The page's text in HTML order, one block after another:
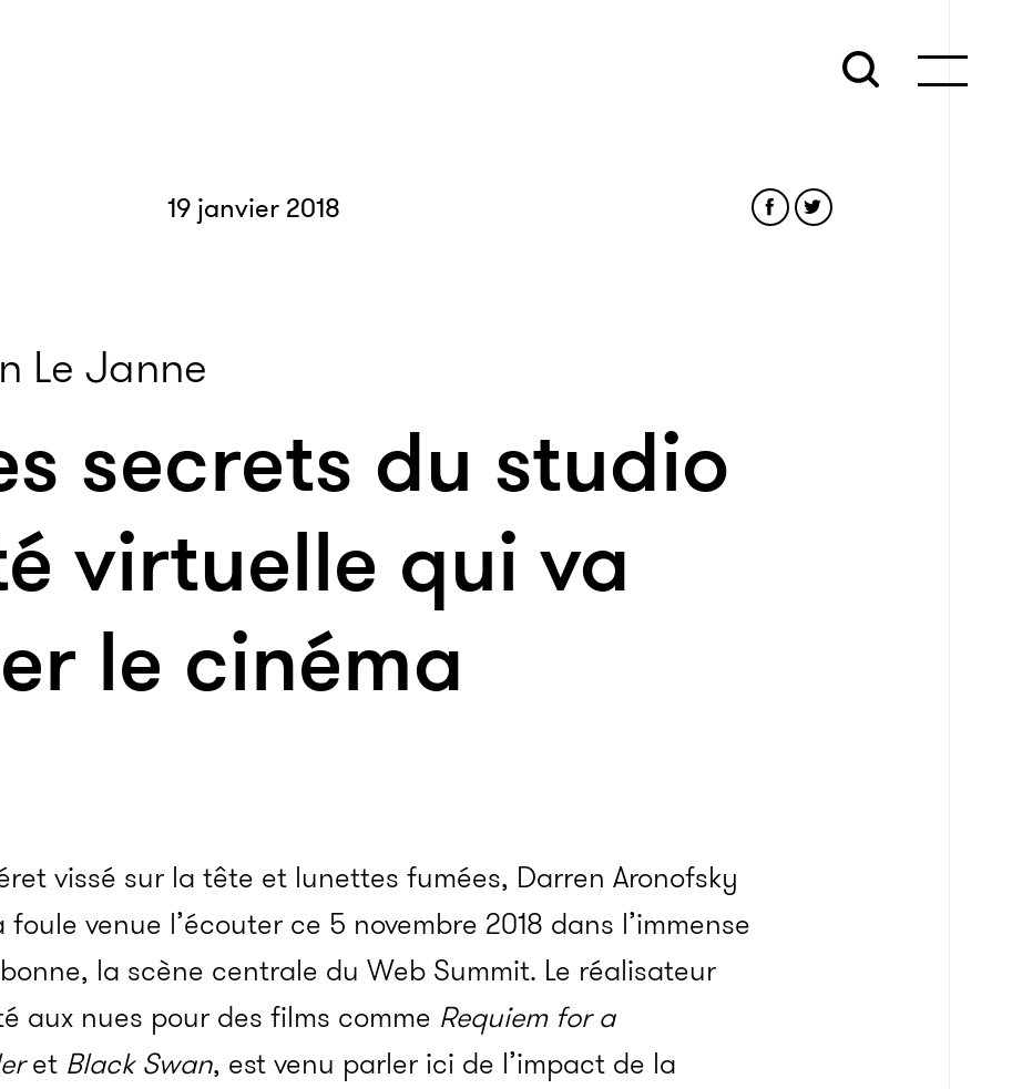
19 janvier 2018
Le Janne
secrets du studio
virtuelle qui va
le cinéma
vissé sur la tête et lunettes fumées, Darren Aronofsky
venue l’écouter ce 5 novembre 2018 dans l’immense
la scène centrale du Web Summit. Le réalisateur
aux nues pour des films comme Requiem for a
et Black Swan, est venu parler ici de l’impact de la